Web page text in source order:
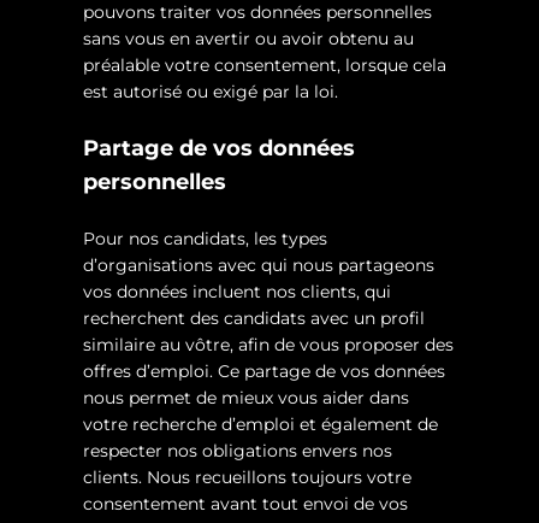
pouvons traiter vos données personnelles
sans vous en avertir ou avoir obtenu au
préalable votre consentement, lorsque cela
est autorisé ou exigé par la loi.
Partage de vos données
personnelles
Pour nos candidats, les types
d’organisations avec qui nous partageons
vos données incluent nos clients, qui
recherchent des candidats avec un profil
similaire au vôtre, afin de vous proposer des
offres d’emploi. Ce partage de vos données
nous permet de mieux vous aider dans
votre recherche d’emploi et également de
respecter nos obligations envers nos
clients. Nous recueillons toujours votre
consentement avant tout envoi de vos